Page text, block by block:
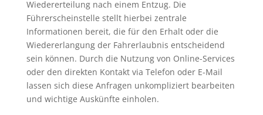
Wiedererteilung nach einem Entzug. Die
Führerscheinstelle stellt hierbei zentrale
Informationen bereit, die für den Erhalt oder die
Wiedererlangung der Fahrerlaubnis entscheidend
sein können. Durch die Nutzung von Online-Services
oder den direkten Kontakt via Telefon oder E-Mail
lassen sich diese Anfragen unkompliziert bearbeiten
und wichtige Auskünfte einholen.